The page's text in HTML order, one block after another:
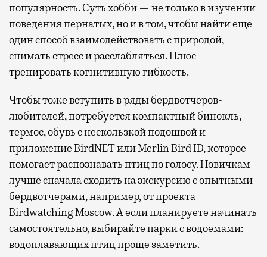
популярность. Суть хобби — не только в изучении
поведения пернатых, но и в том, чтобы найти еще
один способ взаимодействовать с природой,
снимать стресс и расслабляться. Плюс —
тренировать когнитивную гибкость.
Чтобы тоже вступить в ряды бердвотчеров-
любителей, потребуется компактный бинокль,
термос, обувь с нескользкой подошвой и
приложение BirdNET или Merlin Bird ID, которое
помогает распознавать птиц по голосу. Новичкам
лучше сначала сходить на экскурсию с опытными
бердвотчерами, например, от проекта
Birdwatching Moscow. А если планируете начинать
самостоятельно, выбирайте парки с водоемами:
водоплавающих птиц проще заметить.